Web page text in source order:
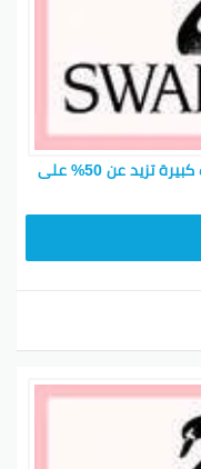
كوبون تخفيض موقع سوارفسكي وتنزيلات كبيرة تزيد عن 50% على